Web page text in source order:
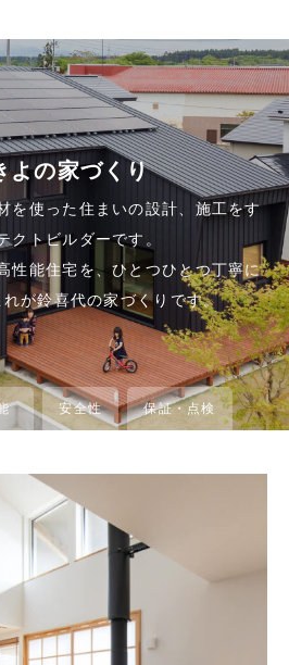
よの家づくり
を使った住まいの設計、施工をす
クトビルダーです。
性能住宅を、ひとつひとつ丁寧に
が鈴喜代の家づくりです。
安全性 保証・点検